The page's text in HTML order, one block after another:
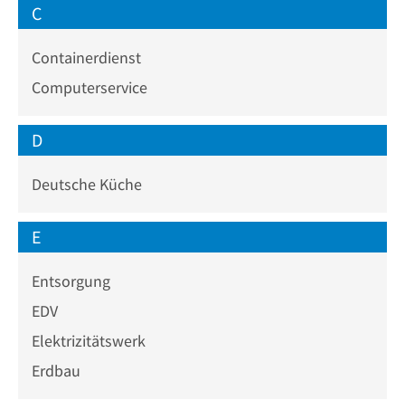
C
Containerdienst
Computerservice
D
Deutsche Küche
E
Entsorgung
EDV
Elektrizitätswerk
Erdbau